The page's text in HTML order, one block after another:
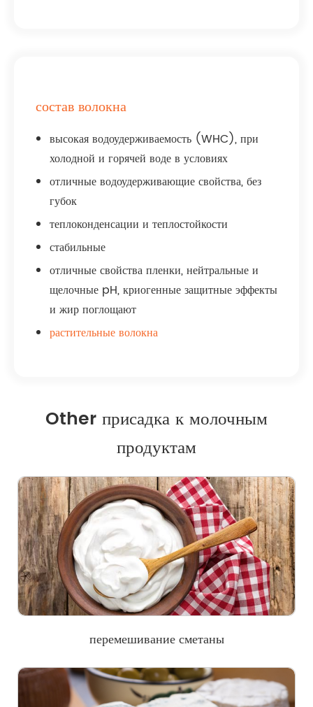
состав волокна
высокая водоудерживаемость (WHC), при
холодной и горячей воде в условиях
отличные водоудерживающие свойства, без
губок
теплоконденсации и теплостойкости
стабильные
отличные свойства пленки, нейтральные и
щелочные pH, криогенные защитные эффекты
и жир поглощают
растительные волокна
Other присадка к молочным
продуктам
перемешивание сметаны